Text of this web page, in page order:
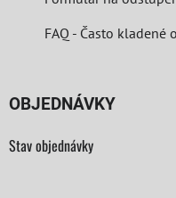
FAQ - Často kladené
OBJEDNÁVKY
Stav objednávky